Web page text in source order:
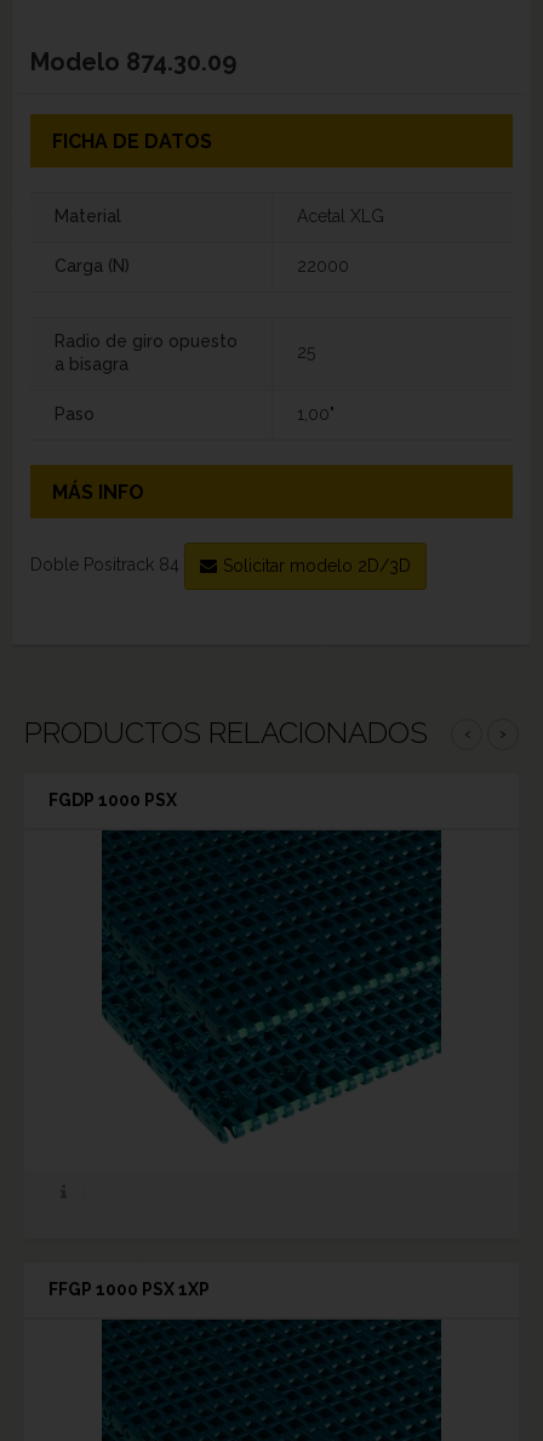
Modelo 874.30.09
FICHA DE DATOS
Material Acetal XLG
Carga (N) 22000
Radio de giro opuesto
a bisagra
25
Paso 1,00"
MÁS INFO
Doble Positrack 84 Solicitar modelo 2D/3D
PRODUCTOS RELACIONADOS ‹ ›
FGDP 1000 PSX
FFGP 1000 PSX 1XP